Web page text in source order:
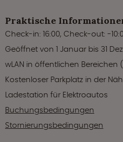
Praktische
Check-in: 16:00, Check-out: -
Geöffnet von 1 Januar bis 31
wLAN in öffentlichen Bereichen
Kostenloser Parkplatz in der
Ladestation für Elektroautos
Buchungsbedingungen
Stornierungsbedingungen